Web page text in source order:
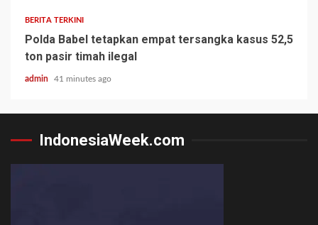
BERITA TERKINI
Polda Babel tetapkan empat tersangka kasus 52,5
ton pasir timah ilegal
admin 41 minutes ago
IndonesiaWeek.com